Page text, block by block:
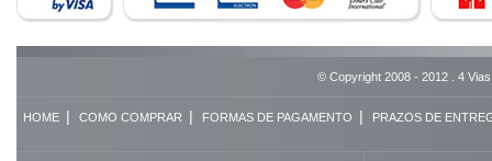
© Copyright 2008 - 2012 . 4
HOME| COMO COMPRAR | FORMAS DE PAGAMENTO | PRAZOS DE